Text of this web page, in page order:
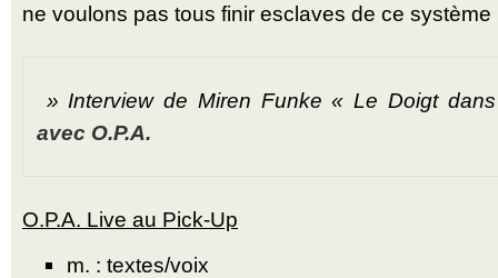
ne voulons pas tous finir esclaves de ce système
» Interview de Miren Funke« Le Doigt
avec O.P.A.
O.P.A. Live au Pick-Up
m. : textes/voix